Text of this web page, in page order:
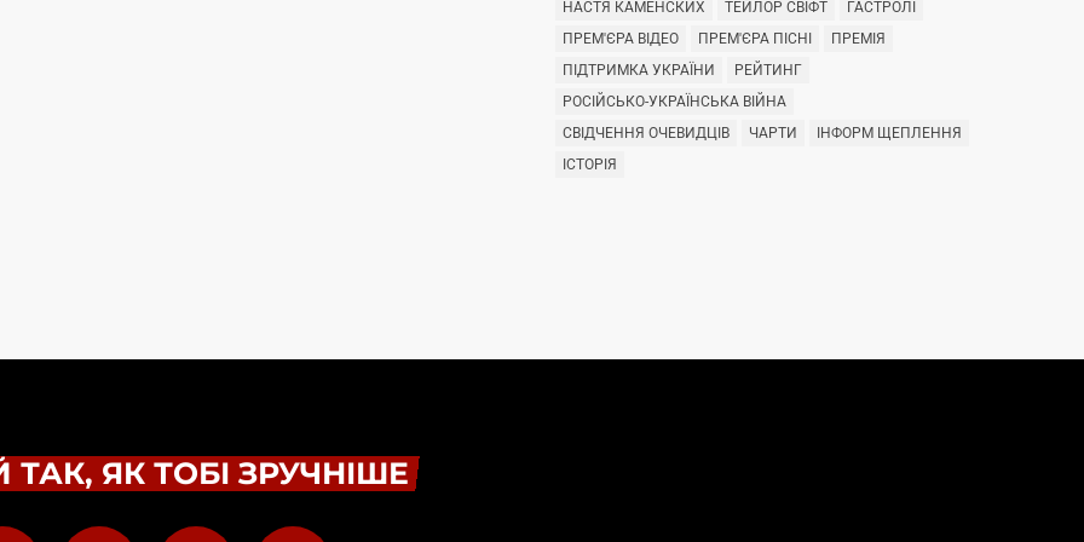
НАСТЯ КАМЕНСКИХ
ТЕЙЛОР СВІФТ
ГАСТРОЛІ
ПРЕМ'ЄРА ВІДЕО
ПРЕМ'ЄРА ПІСНІ
ПРЕМІЯ
ПІДТРИМКА УКРАЇНИ
РЕЙТИНГ
РОСІЙСЬКО-УКРАЇНСЬКА ВІЙНА
СВІДЧЕННЯ ОЧЕВИДЦІВ
ЧАРТИ
ІНФОРМ ЩЕПЛЕННЯ
ІСТОРІЯ
ТАК, ЯК ТОБІ ЗРУЧНІШЕ